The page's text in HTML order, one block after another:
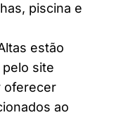
piscina e
estão
site
oferecer
ao